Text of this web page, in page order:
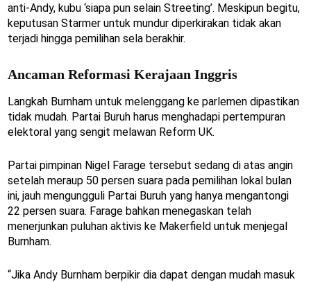
anti-Andy, kubu ‘siapa pun selain Streeting’. Meskipun begitu,
keputusan Starmer untuk mundur diperkirakan tidak akan
terjadi hingga pemilihan sela berakhir.
Ancaman Reformasi Kerajaan Inggris
Langkah Burnham untuk melenggang ke parlemen dipastikan
tidak mudah. Partai Buruh harus menghadapi pertempuran
elektoral yang sengit melawan Reform UK.
Partai pimpinan Nigel Farage tersebut sedang di atas angin
setelah meraup 50 persen suara pada pemilihan lokal bulan
ini, jauh mengungguli Partai Buruh yang hanya mengantongi
22 persen suara. Farage bahkan menegaskan telah
menerjunkan puluhan aktivis ke Makerfield untuk menjegal
Burnham.
“Jika Andy Burnham berpikir dia dapat dengan mudah masuk